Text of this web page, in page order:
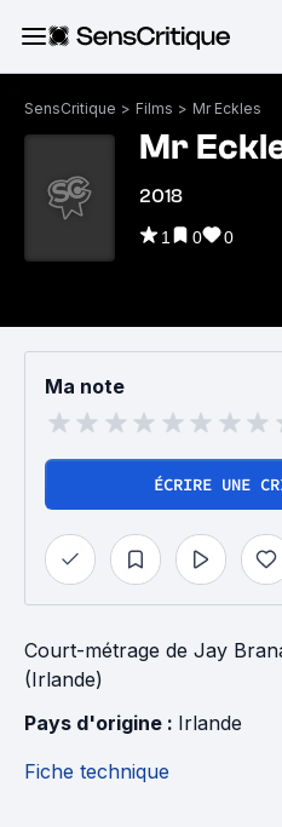
SensCritique > Films > Mr Eckles
Mr
2018
1 0 0
Ma note
ÉCRIRE UNE
Court-métrage de Jay
(Irlande)
Pays d'origine : Irlande
Fiche technique